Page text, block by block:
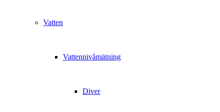
Vatten
Vattennivåmätning
Diver